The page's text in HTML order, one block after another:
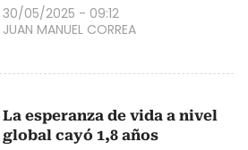
30/05/2025 - 09:12
JUAN MANUEL CORREA
La esperanza de vida a nivel
global cayó 1,8 años